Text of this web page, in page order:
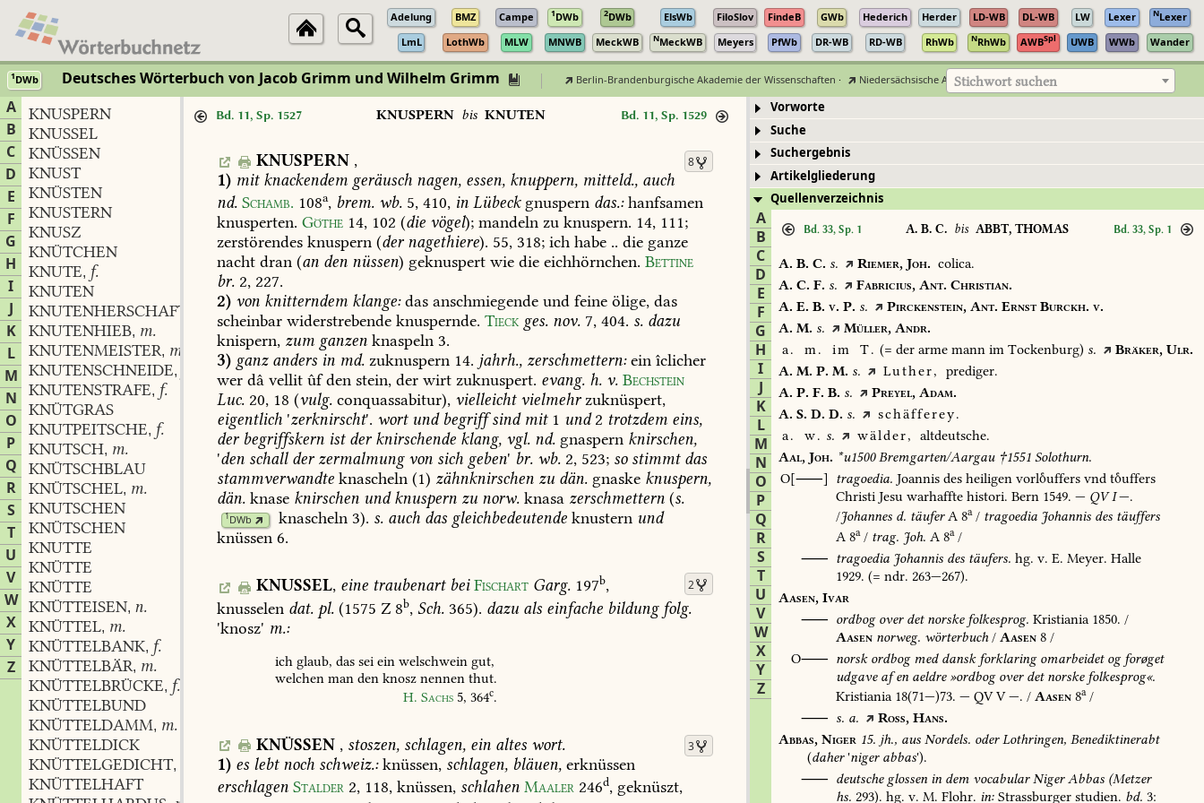
Adelung BMZ Campe 1DWb 2DWb ElsWb FiloSlov FindeB GWb Hederich Herder LD-WB DL-WB LW Lexer NLexer
LmL
LothWb MLW MNWB MeckWB NMeckWB Meyers PfWb DR-WB RD-WB RhWb NRhWb AWBSpl UWB WWb Wander
1DWb Deutsches Wörterbuch von Jacob Grimm und Wilhelm Grimm Berlin-Brandenburgische Akademie der Wissenschaften · Niedersächsische Akademie der Wissenschaften zu Göttingen
Stichwort suchen
A
B
C
D
E
F
G
H
I
J
K
L
M
N
O
P
Q
R
S
T
U
V
W
X
Y
Z
KNUSPERN
KNUSSEL
KNÜSSEN
KNUST
KNÜSTEN
KNUSTERN
KNUSZ
KNÜTCHEN
KNUTE, f.
KNUTEN
KNUTENHERSCHAFT
KNUTENHIEB, m.
KNUTENMEISTER, m.
KNUTENSCHNEIDE,
KNUTENSTRAFE, f.
KNÜTGRAS
KNUTPEITSCHE, f.
KNUTSCH, m.
KNÜTSCHBLAU
KNÜTSCHEL, m.
KNUTSCHEN
KNÜTSCHEN
KNUTTE
KNÜTTE
KNÜTTE
KNÜTTEISEN, n.
KNÜTTEL, m.
KNÜTTELBANK, f.
KNÜTTELBÄR, m.
KNÜTTELBRÜCKE, f.
KNÜTTELBUND
KNÜTTELDAMM, m.
KNÜTTELDICK
KNÜTTELGEDICHT,
KNÜTTELHAFT
Bd. 11, Sp. 1527 KNUSPERNbis KNUTEN Bd. 11, Sp. 1529
8
KNUSPERN ,
1) mitknackendem geräusch nagen, essen, knuppern, mitteld., auch
nd. Schamb. 108a, brem. wb. 5, 410, in Lübeckgnuspern das.:hanfsamen
knusperten. Göthe 14, 102 (die vögel); mandeln zu knuspern. 14, 111;
zerstörendes knuspern (dernagethiere). 55, 318; ich habe .. die ganze
nacht dran (an den nüssen) geknuspert wie die eichhörnchen. Bettine
br. 2, 227.
2) von knitterndem klange:das anschmiegende und feine ölige, das
scheinbar widerstrebende knuspernde. Tieck ges. nov. 7, 404. s. dazu
knispern, zum ganzen knaspeln 3.
3) ganzanders in md. zuknuspern 14. jahrh., zerschmettern:ein îclicher
wer dâ vellit ûfden stein, der wirt zuknuspert. evang. h. v. Bechstein
Luc. 20, 18 (vulg. conquassabitur), vielleichtvielmehrzuknüspert,
eigentlich 'zerknirscht'. wortundbegriffsindmit1 und2 trotzdem eins,
derbegriffskern istderknirschende klang, vgl. nd. gnaspern knirschen,
'den schallderzermalmungvon sich geben' br. wb. 2, 523; sostimmtdas
stammverwandte knascheln (1) zähnknirschen zu dän. gnaske knuspern,
dän. knase knirschen undknuspern zu norw. knasa zerschmettern (s.
1DWb knascheln 3). s. auch das gleichbedeutende knustern und
knüssen 6.
2
KNUSSEL, einetraubenartbei Fischart Garg. 197b,
knusselen dat. pl. (1575 Z 8b, Sch. 365). dazu als einfache bildungfolg.
'knosz' m.:
ich glaub, das sei ein welschwein gut,
welchen man den knosz nennen thut.
H. Sachs 5, 364c.
3
KNÜSSEN , stoszen,schlagen,einalteswort.
1) es lebtnoch schweiz.:knüssen, schlagen, bläuen, erknüssen
erschlagen Stalder 2, 118, knüssen, schlahen Maaler 246d, geknüszt,
Vorworte
Suche
Suchergebnis
Artikelgliederung
Quellenverzeichnis
A
B
C
D
E
F
G
H
I
J
K
L
M
N
O
P
Q
R
S
T
U
V
W
X
Y
Z
Bd. 33, Sp. 1 A. B. C. bis ABBT, THOMAS Bd. 33, Sp. 1
A. B. C. s. Riemer, Joh. colica.
A. C. F. s. Fabricius, Ant. Christian.
A. E. B. v. P. s. Pirckenstein, Ant. ErnstBurckh. v.
A. M. s. Müller, Andr.
a.
m. im T. (= der arme mann im Tockenburg) s. Bräker, Ulr.
A. M. P. M. s. Luther,
prediger.
A. P. F. B. s. Preyel, Adam.
A. S. D. D. s.
schäfferey.
a.
w. s. wälder,
altdeutsche.
Aal, Joh. *u1500Bremgarten/Aargau†1551 Solothurn.
O[⸺]
tragoedia. Joannis des heiligen vorluffers vnd tuffers
Christi Jesu warhaffte histori. Bern 1549. — QVI—.
/Johannes d. täuferA 8a/ tragoedia Johannis des täuffers
A 8a/ trag. Joh. A 8a/
⸺ tragoedia Johannis des täufers. hg. v. E. Meyer. Halle
1929. (= ndr. 263—267).
Aasen, Ivar
⸺ ordbogoverdetnorskefolkesprog. Kristiania 1850. /
Aasen norweg. wörterbuch/ Aasen 8 /
O⸺ norskordbogmeddanskforklaringomarbeidetogforøget
udgaveafenaeldre»ordbogoverdetnorskefolkesprog«.
Kristiania 18(71—)73. — QVV—. / Aasen 8a/
⸺ s. a. Ross, Hans.
Abbas, Niger 15. jh., aus Nordels. oderLothringen, Benediktinerabt
(daher'nigerabbas').
⸺ deutscheglossenindem vocabularNigerAbbas (Metzer
hs. 293). hg. v. M. Flohr. in: Strassburger studien. bd. 3: